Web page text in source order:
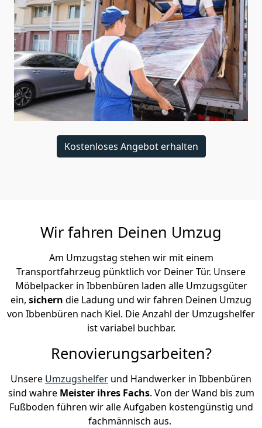
Kostenloses Angebot erhalten
Wir fahren Deinen Umzug
Am Umzugstag stehen wir mit einem
Transportfahrzeug pünktlich vor Deiner Tür. Unsere
Möbelpacker in Ibbenbüren laden alle Umzugsgüter
ein, sichern die Ladung und wir fahren Deinen Umzug
von Ibbenbüren nach Kiel. Die Anzahl der Umzugshelfer
ist variabel buchbar.
Renovierungsarbeiten?
Unsere Umzugshelfer und Handwerker in Ibbenbüren
sind wahre Meister ihres Fachs. Von der Wand bis zum
Fußboden führen wir alle Aufgaben kostengünstig und
fachmännisch aus.